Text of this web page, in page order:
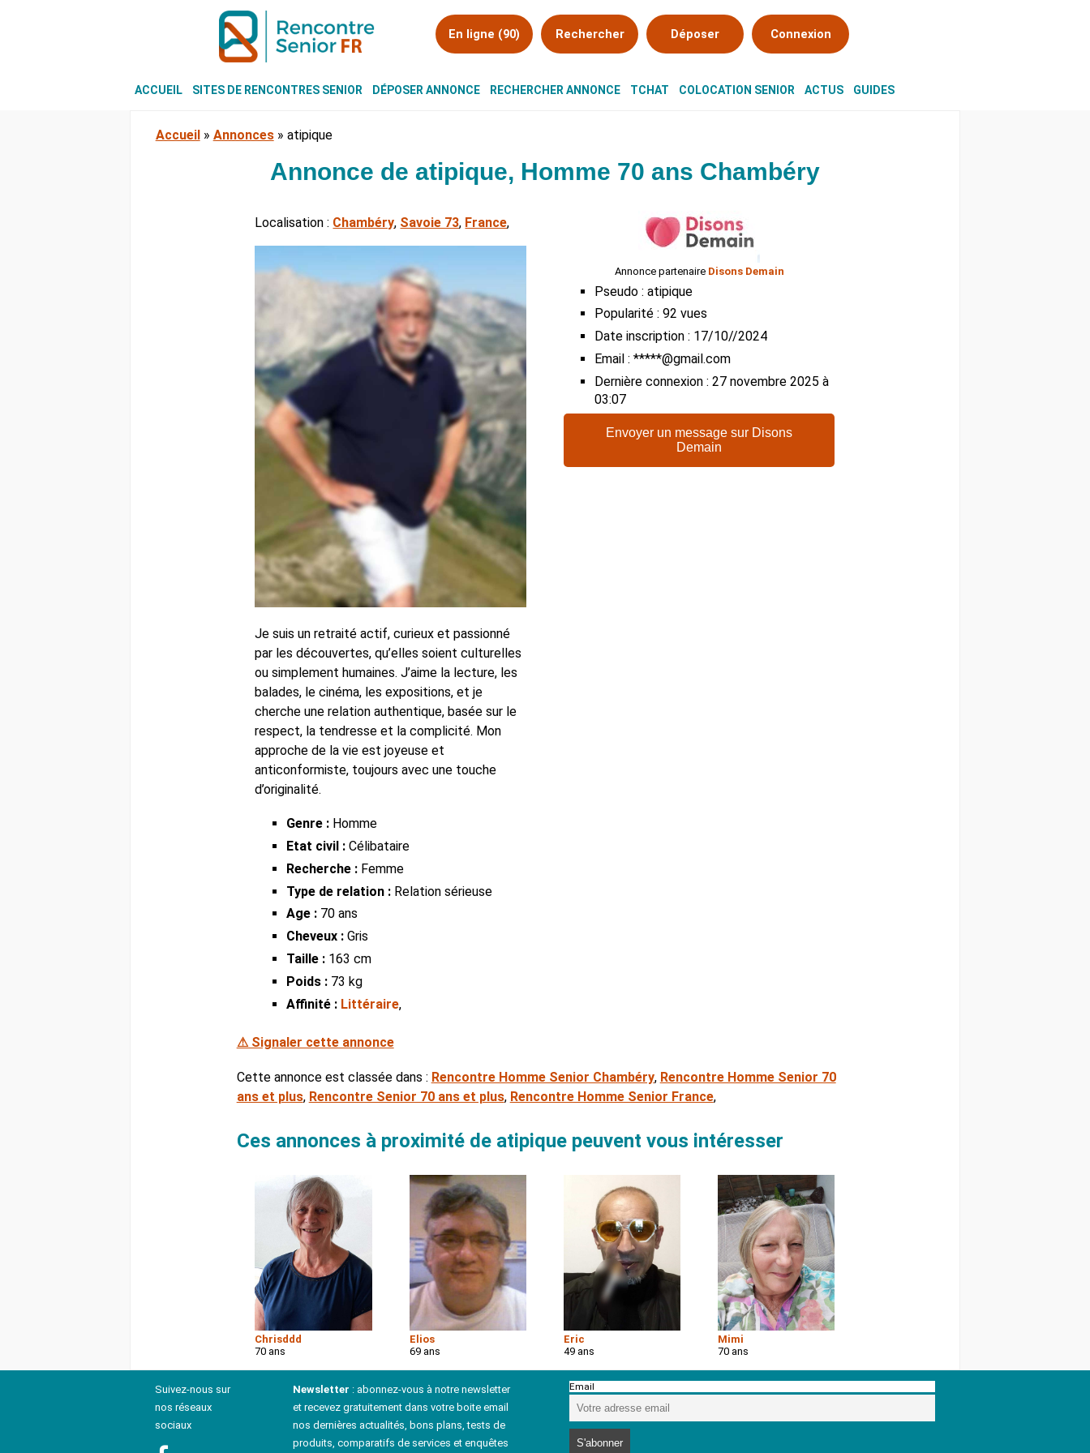
En ligne (90) Rechercher Déposer Connexion
ACCUEIL SITES DE RENCONTRES SENIOR DÉPOSER ANNONCE RECHERCHER ANNONCE TCHAT COLOCATION SENIOR ACTUS GUIDES
Accueil » Annonces» atipique
Annonce de atipique, Homme 70 ans Chambéry
Localisation : Chambéry, Savoie 73, France,
Je suis un retraité actif, curieux et passionné
par les découvertes, qu’elles soient culturelles
ou simplement humaines. J’aime la lecture, les
balades, le cinéma, les expositions, et je
cherche une relation authentique, basée sur le
respect, la tendresse et la complicité. Mon
approche de la vie est joyeuse et
anticonformiste, toujours avec une touche
d’originalité.
Genre : Homme
Etat civil : Célibataire
Recherche : Femme
Type de relation : Relation sérieuse
Age : 70 ans
Cheveux : Gris
Taille : 163 cm
Poids : 73 kg
Affinité : Littéraire,
Annonce partenaire Disons Demain
Pseudo : atipique
Popularité : 92 vues
Date inscription : 17/10//2024
Email : *****@gmail.com
Dernière connexion : 27 novembre 2025 à
03:07
Envoyer un message sur Disons
Demain
⚠ Signaler cette annonce
Cette annonce est classée dans : Rencontre Homme Senior Chambéry, Rencontre Homme Senior 70
ans et plus, Rencontre Senior 70 ans et plus, Rencontre Homme Senior France,
Ces annonces à proximité de atipique peuvent vous intéresser
Chrisddd
70 ans
Elios
69 ans
Eric
49 ans
Mimi
70 ans
Suivez-nous sur
nos réseaux
sociaux
Newsletter : abonnez-vous à notre newsletter
et recevez gratuitement dans votre boite email
nos dernières actualités, bons plans, tests de
produits, comparatifs de services et enquêtes
Email